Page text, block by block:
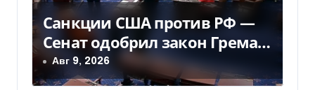
о
з
а
Санкции США против РФ —
Сенат одобрил закон Грема
— Фокус
Авг 9, 2026